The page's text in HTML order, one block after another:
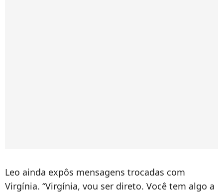
Leo ainda expôs mensagens trocadas com
Virgínia. “Virgínia, vou ser direto. Você tem algo a